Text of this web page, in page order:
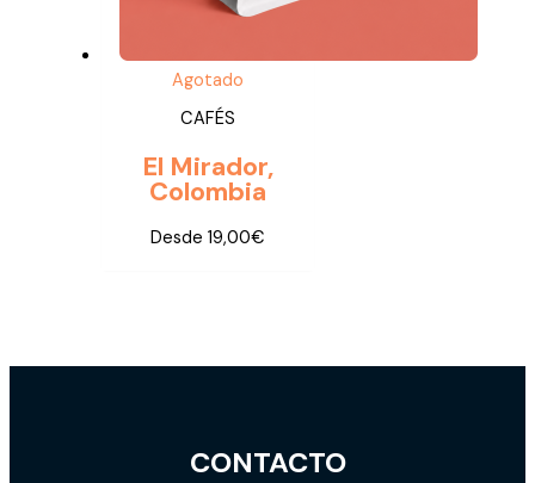
Agotado
CAFÉS
El Mirador,
Colombia
Desde19,00€
CONTACTO